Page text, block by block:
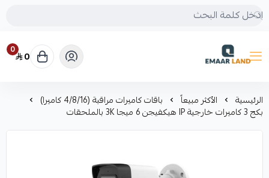
إعمار لاند
0 0
الرئيسية الأكثر مبيعاً باقات كاميرات مراقبة (4/8/16 كاميرا)
بكج 3 كاميرات خارجية IP هيكفيجن 6 ميجا 3K بالملحقات